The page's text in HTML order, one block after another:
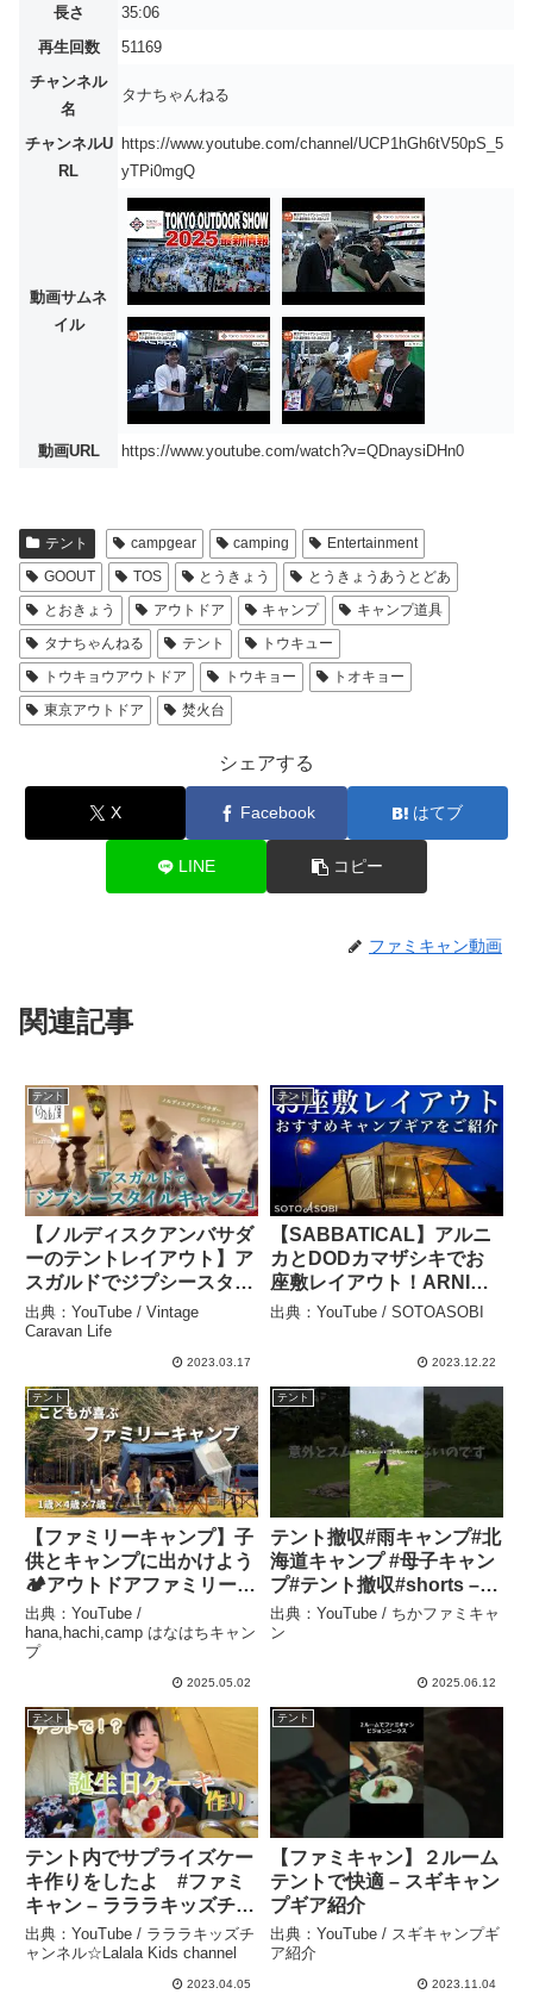
長さ
35:06
再生回数
51169
チャンネル
名
タナちゃんねる
チャンネルU
RL
https://www.youtube.com/channel/UCP1hGh6tV50pS_5
yTPi0mgQ
動画サムネ
イル
動画URL https://www.youtube.com/watch?v=QDnaysiDHn0
テント campgear camping
Entertainment
GOOUT
TOS とうきょう
とうきょうあうとどあ
とおきょう
アウトドア キャンプ
キャンプ道具
タナちゃんねる
テント
トウキュー
トウキョウアウトドア
トウキョー
トオキョー
東京アウトドア
焚火台
シェアする
X Facebook はてブ
LINE コピー
ファミキャン動画
関連記事
テント
【ノルディスクアンバサダ
ーのテントレイアウト】ア
スガルドでジプシースタイ
ルキャンプ – Vintage
Caravan Life
出典：YouTube / Vintage
Caravan Life
2023.03.17
テント
【SABBATICAL】アルニ
カとDODカマザシキでお
座敷レイアウト！ARNICA
におすすめのキャンプギア
出典：YouTube / SOTOASOBI
2023.12.22
テント
【ファミリーキャンプ】子
供とキャンプに出かけよう
🏕️アウトドアファミリー/
初心者キャンプ –
hana,hachi,camp はなは
ちキャンプ
出典：YouTube /
hana,hachi,camp はなはちキャン
プ
2025.05.02
テント
テント撤収#雨キャンプ#北
海道キャンプ #母子キャン
プ#テント撤収#shorts –
ちかファミキャン
出典：YouTube / ちかファミキャ
ン
2025.06.12
テント
テント内でサプライズケー
キ作りをしたよ #ファミ
キャン – ラララキッズチャ
ンネル☆Lalala Kids
channel
出典：YouTube / ラララキッズチ
ャンネル☆Lalala Kids channel
2023.04.05
テント
【ファミキャン】２ルーム
テントで快適 – スギキャン
プギア紹介
出典：YouTube / スギキャンプギ
ア紹介
2023.11.04